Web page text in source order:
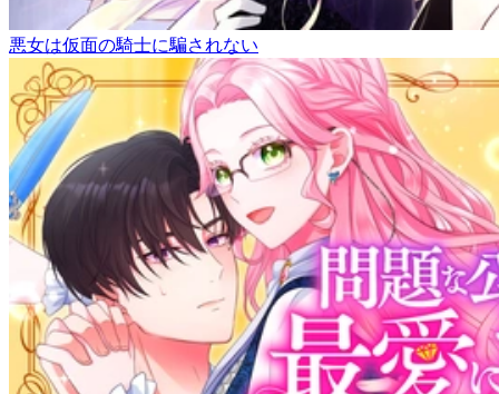
悪女は仮面の騎士に騙されない